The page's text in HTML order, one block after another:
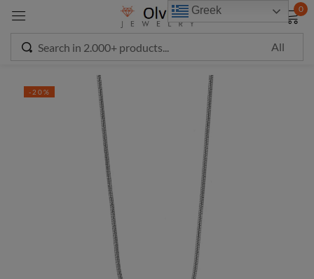
0
-20%
Greek
Sign in
Remember me
CREATE AN ACCOUNT
modal-check